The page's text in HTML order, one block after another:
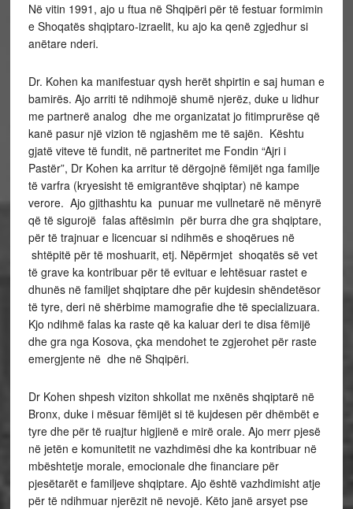
Në vitin 1991, ajo u ftua në Shqipëri për të festuar formimin
e Shoqatës shqiptaro-izraelit, ku ajo ka qenë zgjedhur si
anëtare nderi.
Dr. Kohen ka manifestuar qysh herët shpirtin e saj human e
bamirës. Ajo arriti të ndihmojë shumë njerëz, duke u lidhur
me partnerë analog dhe me organizatat jo fitimprurëse që
kanë pasur një vizion të ngjashëm me të sajën. Kështu
gjatë viteve të fundit, në partneritet me Fondin “Ajri i
Pastër”, Dr Kohen ka arritur të dërgojnë fëmijët nga familje
të varfra (kryesisht të emigrantëve shqiptar) në kampe
verore. Ajo gjithashtu ka punuar me vullnetarë në mënyrë
që të sigurojë falas aftësimin për burra dhe gra shqiptare,
për të trajnuar e licencuar si ndihmës e shoqërues në
shtëpitë për të moshuarit, etj. Nëpërmjet shoqatës së vet
të grave ka kontribuar për të evituar e lehtësuar rastet e
dhunës në familjet shqiptare dhe për kujdesin shëndetësor
të tyre, deri në shërbime mamografie dhe të specializuara.
Kjo ndihmë falas ka raste që ka kaluar deri te disa fëmijë
dhe gra nga Kosova, çka mendohet te zgjerohet për raste
emergjente në dhe në Shqipëri.
Dr Kohen shpesh viziton shkollat me nxënës shqiptarë në
Bronx, duke i mësuar fëmijët si të kujdesen për dhëmbët e
tyre dhe për të ruajtur higjienë e mirë orale. Ajo merr pjesë
në jetën e komunitetit ne vazhdimësi dhe ka kontribuar në
mbështetje morale, emocionale dhe financiare për
pjesëtarët e familjeve shqiptare. Ajo është vazhdimisht atje
për të ndihmuar njerëzit në nevojë. Këto janë arsyet pse